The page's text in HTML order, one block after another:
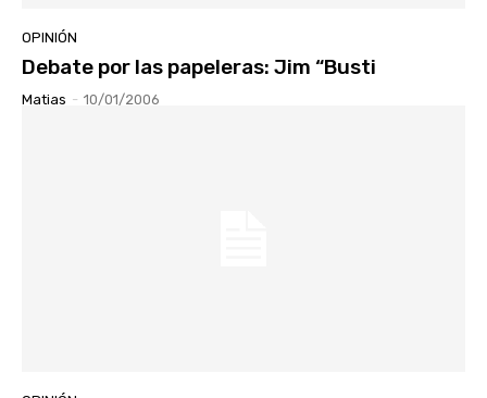
OPINIÓN
Debate por las papeleras: Jim “Busti
Matias - 10/01/2006